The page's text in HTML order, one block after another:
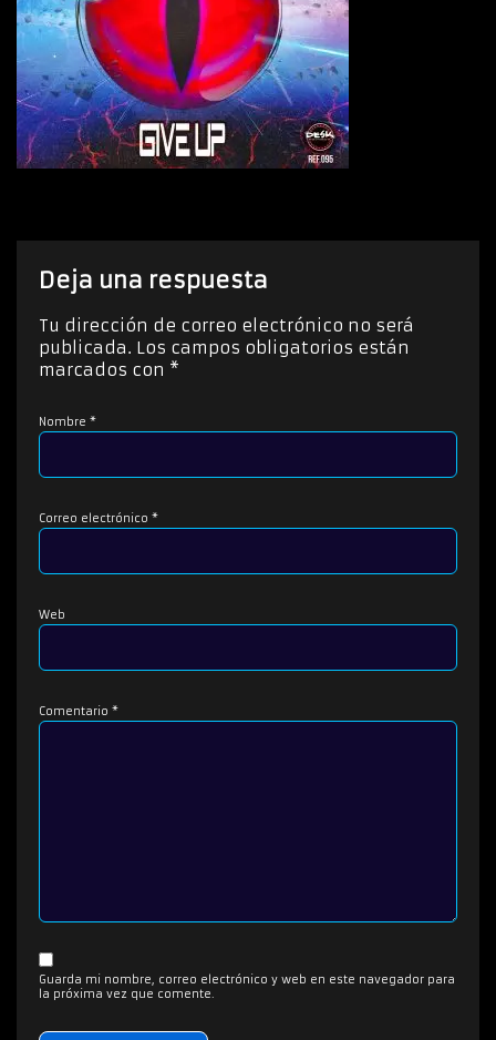
Deja una respuesta
Tu dirección de correo electrónico no será
publicada. Los campos obligatorios están
marcados con *
Nombre *
Correo electrónico *
Web
Comentario *
Guarda mi nombre, correo electrónico y web en este navegador para
la próxima vez que comente.